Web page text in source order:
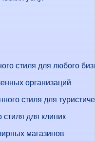
стиля для любого
организаций
стиля для
для клиник
магазинов